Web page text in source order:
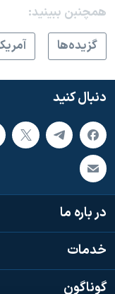
همچنبن ببینید:
گزيده‌ها
دنبال کنید
در باره ما
خدمات
گوناگون